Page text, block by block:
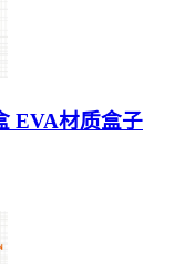
EVA材质盒子